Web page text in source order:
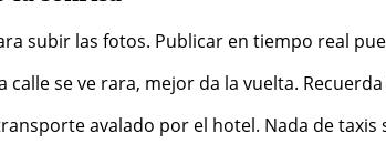
subir las fotos. Publicar en tiempo real
calle se ve rara, mejor da la vuelta.
avalado por el hotel. Nada de taxis